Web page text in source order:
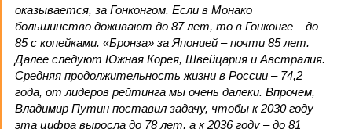
оказывается, за Гонконгом. Если в Монако
большинство доживают до 87 лет, то в Гонконге – до
85 с копейками. «Бронза» за Японией – почти 85 лет.
Далее следуют Южная Корея, Швейцария и Австралия.
Средняя продолжительность жизни в России – 74,2
года, от лидеров рейтинга мы очень далеки. Впрочем,
Владимир Путин поставил задачу, чтобы к 2030 году
эта цифра выросла до 78 лет, а к 2036 году – до 81